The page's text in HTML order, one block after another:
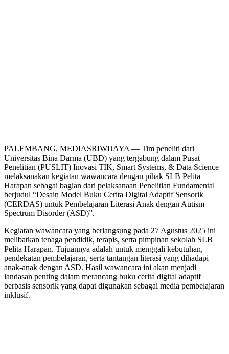
PALEMBANG, MEDIASRIWIJAYA — Tim peneliti dari
Universitas Bina Darma (UBD) yang tergabung dalam Pusat
Penelitian (PUSLIT) Inovasi TIK, Smart Systems, & Data Science
melaksanakan kegiatan wawancara dengan pihak SLB Pelita
Harapan sebagai bagian dari pelaksanaan Penelitian Fundamental
berjudul “Desain Model Buku Cerita Digital Adaptif Sensorik
(CERDAS) untuk Pembelajaran Literasi Anak dengan Autism
Spectrum Disorder (ASD)”.
Kegiatan wawancara yang berlangsung pada 27 Agustus 2025 ini
melibatkan tenaga pendidik, terapis, serta pimpinan sekolah SLB
Pelita Harapan. Tujuannya adalah untuk menggali kebutuhan,
pendekatan pembelajaran, serta tantangan literasi yang dihadapi
anak-anak dengan ASD. Hasil wawancara ini akan menjadi
landasan penting dalam merancang buku cerita digital adaptif
berbasis sensorik yang dapat digunakan sebagai media pembelajaran
inklusif.